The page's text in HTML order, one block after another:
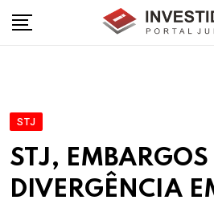
STJ
STJ, EMBARGOS
DIVERGÊNCIA